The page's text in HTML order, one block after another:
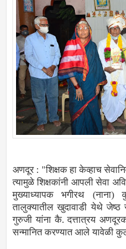
अणदूर : "शिक्षक हा केव्हाच
त्यामुळे शिक्षकांनी आपली सेवा
मुख्याध्यापक भगीरथ (नाना)
तालुक्यातील खुदावाडी येथे जेष्ठ
गुरुजी यांना कै. दत्तात्रय
सन्मानित करण्यात आले यावेळी